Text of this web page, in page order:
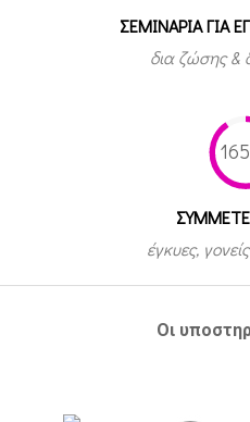
ΣΕΜΙΝΑΡΙΑ ΓΙΑ
δια ζώσης &
έγκυες,
Οι